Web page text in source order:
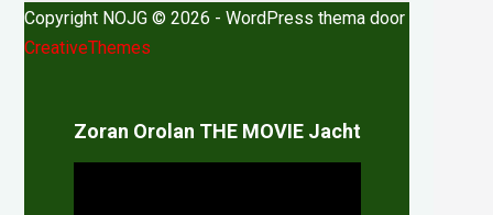
Copyright NOJG © 2026 - WordPress thema door
CreativeThemes
Zoran Orolan THE MOVIE Jacht